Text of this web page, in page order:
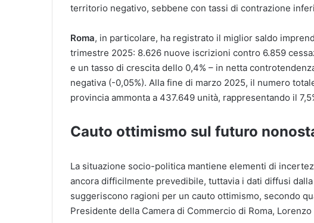
territorio negativo, sebbene con tassi di contrazione
Roma, in particolare, ha registrato il miglior saldo
trimestre 2025: 8.626 nuove iscrizioni contro 6.859
e un tasso di crescita dello 0,4% – in netta
negativa (-0,05%). Alla fine di marzo 2025, il numero
provincia ammonta a 437.649 unità, rappresentando il
Cauto ottimismo sul futuro
La situazione socio-politica mantiene elementi di
ancora difficilmente prevedibile, tuttavia i dati diffusi
suggeriscono ragioni per un cauto ottimismo, secondo
Presidente della Camera di Commercio di Roma, Lorenzo